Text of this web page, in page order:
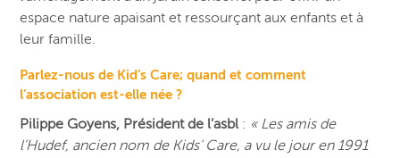
espace natureapaisant et ressourçant aux enfants et à
leur famille.
Parlez-nous de Kid’s Care; quand et comment
l’association est-elle née ?
Pilippe Goyens, Président de l’asbl : « Les amis de
l’Hudef, ancien nom de Kids’ Care, a vu le jour en 1991